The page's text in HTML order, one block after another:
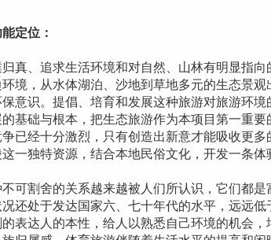
定位：
、追求生活环境和对自然、山林有明显指向
境，从水体湖泊、沙地到草地多元的生态景
意识。提倡、培育和发展这种旅游对旅游环
基础与根本，把生态旅游作为本项目第一重
已经十分激烈，只有创造出新意才能吸收更
一独特资源，结合本地民俗文化，开发一条
割舍的关系越来越被人们所认识，它们都是
还处于发达国家六、七十年代的水平，远远
表达人的本性，给人以熟悉自己环境的机会